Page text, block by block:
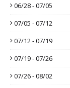
06/28 - 07/05
07/05 - 07/12
07/12 - 07/19
07/19 - 07/26
07/26 - 08/02